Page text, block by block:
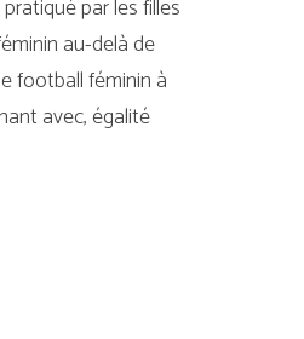
par les filles
au-delà de
football féminin à
avec, égalité